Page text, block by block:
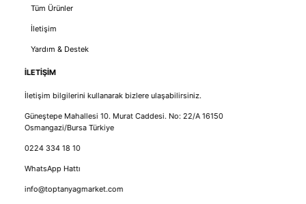
Tüm Ürünler
İletişim
Yardım & Destek
İLETİŞİM
İletişim bilgilerini kullanarak bizlere ulaşabilirsiniz.
Güneştepe Mahallesi 10. Murat Caddesi. No: 22/A 16150
Osmangazi/Bursa Türkiye
0224 334 18 10
WhatsApp Hattı
info@toptanyagmarket.com